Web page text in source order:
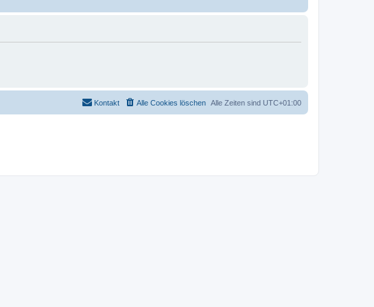
Alle Zeiten sind UTC+01:00
Alle Cookies löschen
Kontakt